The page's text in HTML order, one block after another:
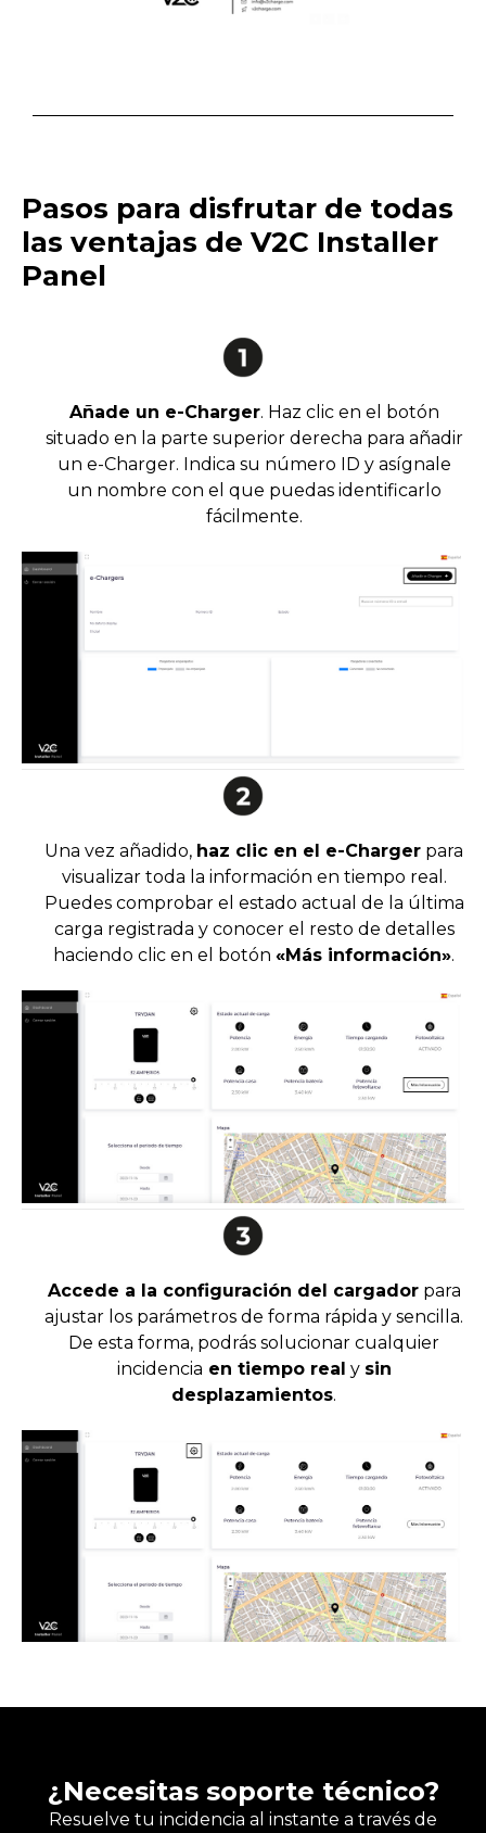
Pasos para disfrutar de todas
las ventajas de V2C Installer
Panel
Añade un e-Charger. Haz clic en el botón
situado en la parte superior derecha para añadir
un e-Charger. Indica su número ID y asígnale
un nombre con el que puedas identificarlo
fácilmente.
Una vez añadido, haz clic en el e-Charger para
visualizar toda la información en tiempo real.
Puedes comprobar el estado actual de la última
carga registrada y conocer el resto de detalles
haciendo clic en el botón «Más información».
Accede a la configuración del cargadorpara
ajustar los parámetros de forma rápida y sencilla.
De esta forma, podrás solucionar cualquier
incidencia en tiempo real y sin
desplazamientos.
¿Necesitas soporte técnico?
Resuelve tu incidencia al instante a través de